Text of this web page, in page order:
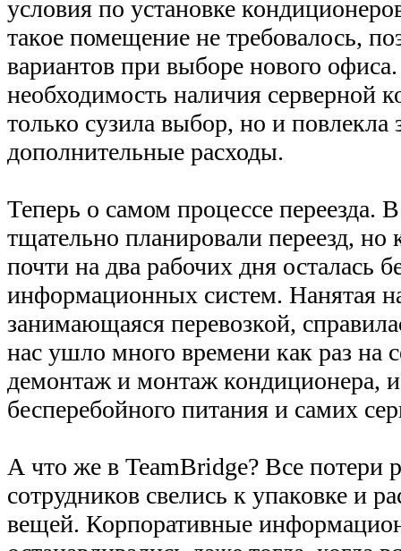
условия по установке
такое помещение не требовалось,
вариантов при выборе нового
необходимость наличия серверной
только сузила выбор, но и повлекла
дополнительные расходы.
Теперь о самом процессе переезда.
тщательно планировали переезд, но
почти на два рабочих дня осталась
информационных систем. Нанятая
занимающаяся перевозкой,
нас ушло много времени как раз на
демонтаж и монтаж кондиционера,
бесперебойного питания и самих
А что же в TeamBridge? Все потери
сотрудников свелись к упаковке и
вещей. Корпоративные